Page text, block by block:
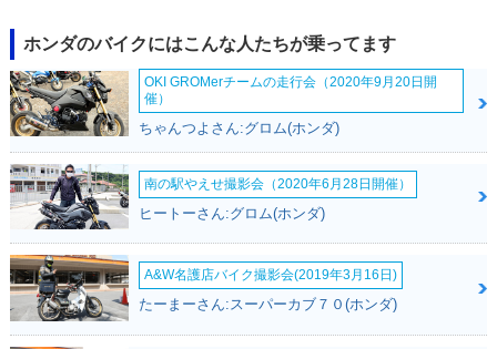
マイナーチェンジ
マイナーチェンジ
マイナーチェンジ
1993年 GYRO CAN
OPY デッキタイプ・
1991年 GYRO CAN
OPY ワゴンタイプ・
1991年 GYRO CAN
ホンダのバイクにはこんな人たちが乗ってます
OKI GROMerチームの走行会（2020年9月20日開
催）
ちゃんつよさん:グロム(ホンダ)
南の駅やえせ撮影会（2020年6月28日開催）
ヒートーさん:グロム(ホンダ)
A&W名護店バイク撮影会(2019年3月16日)
たーまーさん:スーパーカブ７０(ホンダ)